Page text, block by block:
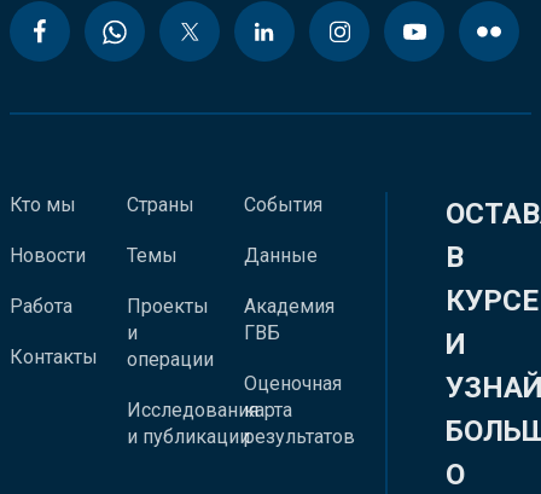
Кто мы
Новости
Работа
Контакты
Страны
Темы
Проекты
и
операции
Исследования
и публикации
События
Данные
Академия
ГВБ
Оценочная
карта
результатов
В
КУРСЕ
И
О